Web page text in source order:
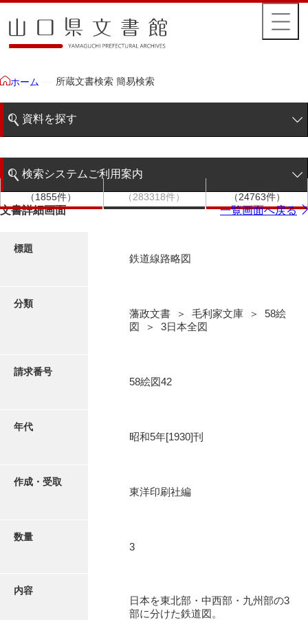
ホーム 所蔵文書検索 簡易検索
資料を探す
階層検索
写真・絵はがき
検索システムご利用案内
検索システムの利用について
（1855件）
（283318件）
（24763件）
文書詳細画面 一覧画面へ戻る
標題
鉄道線路略図
分類
藩政文書 ＞ 毛利家文庫 ＞ 58絵
図 ＞ 3日本全図
請求番号
58絵図42
年代
昭和5年[1930]刊
作成・受取
東洋印刷社編
数量
3
内容
日本を東北部・中西部・九州部の3
部に分けた鉄道図。